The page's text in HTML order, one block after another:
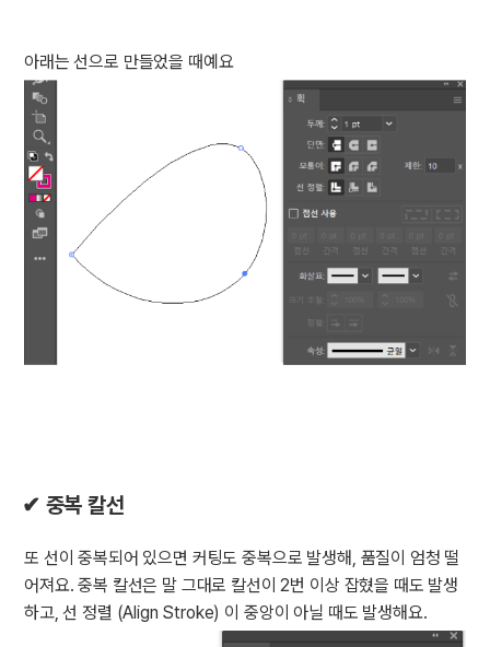
아래는 선으로 만들었을 때예요
✔ 중복 칼선
또 선이 중복되어 있으면 커팅도 중복으로 발생해, 품질이 엄청 떨
어져요. 중복 칼선은 말 그대로 칼선이 2번 이상 잡혔을 때도 발생
하고, 선 정렬 (Align Stroke) 이 중앙이 아닐 때도 발생해요.